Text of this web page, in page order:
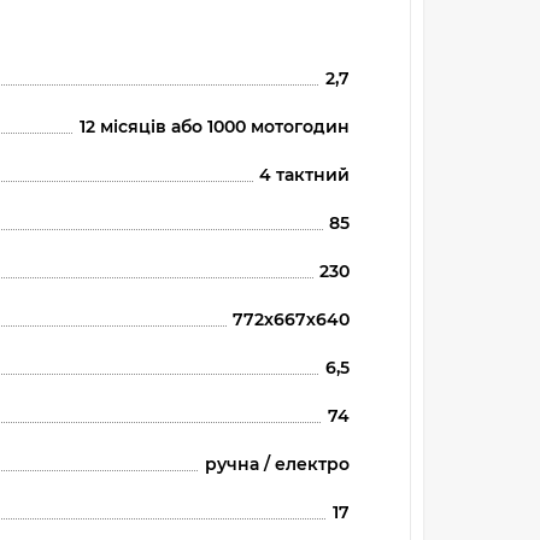
2,7
12 місяців або 1000 мотогодин
4 тактний
85
230
772х667х640
6,5
74
ручна / електро
17